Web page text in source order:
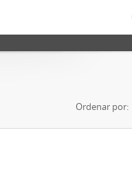
Ordenar por: